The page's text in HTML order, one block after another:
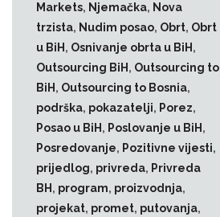
Markets, Njemačka, Nova
trzista, Nudim posao, Obrt, Obrt
u BiH , Osnivanje obrta u BiH ,
Outsourcing BiH , Outsourcing to
BiH , Outsourcing to Bosnia,
podrška, pokazatelji, Porez,
Posao u BiH , Poslovanje u BiH ,
Posredovanje, Pozitivne vijesti,
prijedlog, privreda, Privreda
BH , program, proizvodnja,
projekat, promet, putovanja,